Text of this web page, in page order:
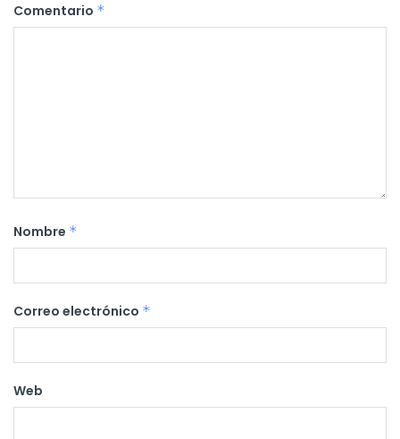
Comentario *
Nombre *
Correo electrónico *
Web